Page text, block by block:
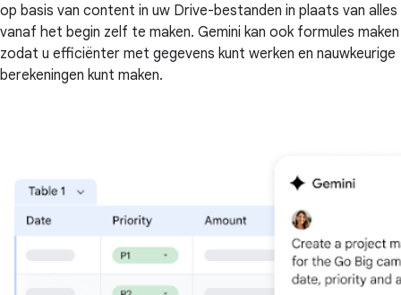
op basis van content in uw Drive-bestanden in plaats van alles
vanaf het begin zelf te maken. Gemini kan ook formules maken
zodat u efficiënter met gegevens kunt werken en nauwkeurige
berekeningen kunt maken.